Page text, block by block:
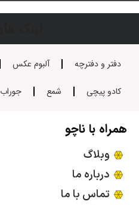
دفتر و دفترچه آلبوم عکس
کادو پیچی شمع جوراب
همراه با ناچو
وبلاگ
درباره ما
تماس با ما